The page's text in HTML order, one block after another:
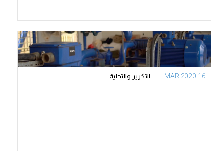
16 MAR 2020 التكرير والتحلية